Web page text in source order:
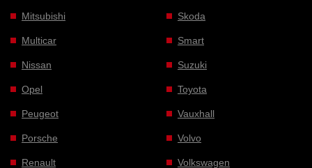
Mitsubishi
Multicar
Nissan
Opel
Peugeot
Porsche
Renault
Skoda
Smart
Suzuki
Toyota
Vauxhall
Volvo
Volkswagen